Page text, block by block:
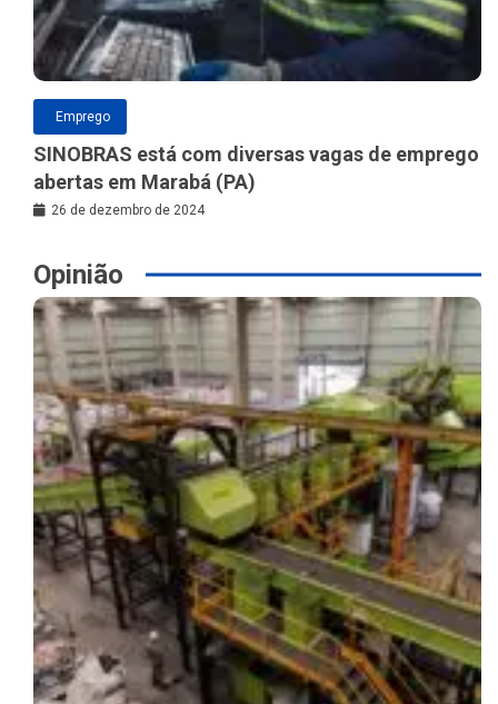
Emprego
SINOBRAS está com diversas vagas de emprego
abertas em Marabá (PA)
26 de dezembro de 2024
Opinião